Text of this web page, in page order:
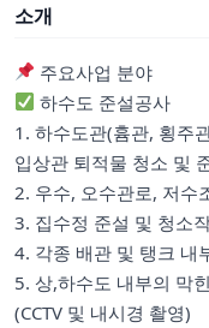
소개
주요사업 분야
하수도 준설공사
1. 하수도관(흄관, 횡주
입상관 퇴적물 청소 및
2. 우수, 오수관로, 저수
3. 집수정 준설 및 청소
4. 각종 배관 및 탱크 내
5. 상,하수도 내부의 막
(CCTV 및 내시경 촬영)